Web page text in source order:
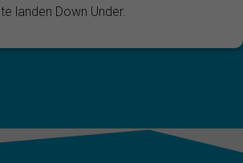
te landen Down Under.